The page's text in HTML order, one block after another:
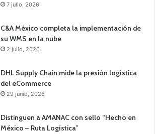
7 julio, 2026
C&A México completa la implementación de
su WMS en la nube
2 julio, 2026
DHL Supply Chain mide la presión logística
del eCommerce
29 junio, 2026
Distinguen a AMANAC con sello “Hecho en
México – Ruta Logística”